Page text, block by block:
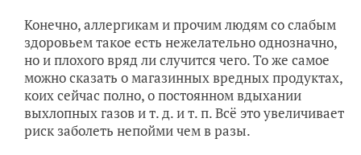
Конечно, аллергикам и прочим людям со слабым
здоровьем такое есть нежелательно однозначно,
но и плохого вряд ли случится чего. То же самое
можно сказать о магазинных вредных продуктах,
коих сейчас полно, о постоянном вдыхании
выхлопных газов и т. д. и т. п. Всё это увеличивает
риск заболеть непойми чем в разы.